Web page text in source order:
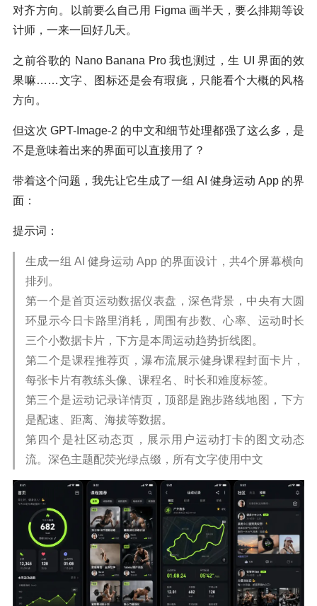
对齐方向。以前要么自己用 Figma 画半天，要么排期等设
计师，一来一回好几天。
之前谷歌的 Nano Banana Pro 我也测过，生 UI 界面的效
果嘛……文字、图标还是会有瑕疵，只能看个大概的风格
方向。
但这次 GPT-Image-2 的中文和细节处理都强了这么多，是
不是意味着出来的界面可以直接用了？
带着这个问题，我先让它生成了一组 AI 健身运动 App 的界
面：
提示词：
生成一组 AI 健身运动 App 的界面设计，共4个屏幕横向
排列。
第一个是首页运动数据仪表盘，深色背景，中央有大圆
环显示今日卡路里消耗，周围有步数、心率、运动时长
三个小数据卡片，下方是本周运动趋势折线图。
第二个是课程推荐页，瀑布流展示健身课程封面卡片，
每张卡片有教练头像、课程名、时长和难度标签。
第三个是运动记录详情页，顶部是跑步路线地图，下方
是配速、距离、海拔等数据。
第四个是社区动态页，展示用户运动打卡的图文动态
流。深色主题配荧光绿点缀，所有文字使用中文